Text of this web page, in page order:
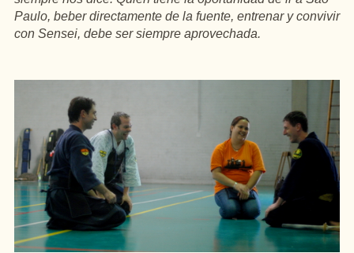
Paulo, beber directamente de la fuente, entrenar y convivir
con Sensei, debe ser siempre aprovechada.